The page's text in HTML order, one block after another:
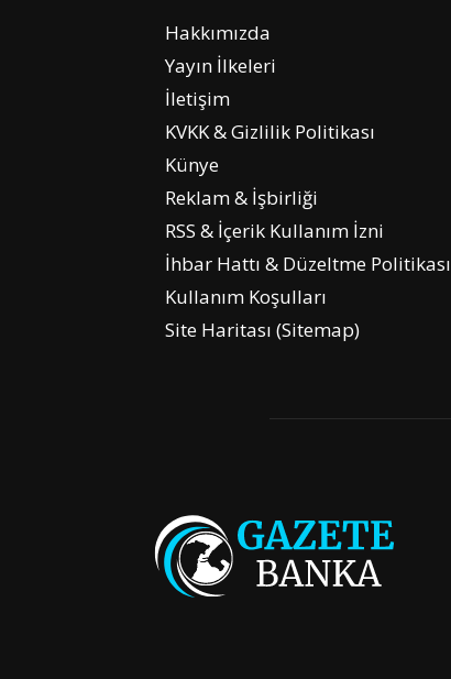
Hakkımızda
Yayın İlkeleri
İletişim
KVKK & Gizlilik Politikası
Künye
Reklam & İşbirliği
RSS & İçerik Kullanım İzni
İhbar Hattı & Düzeltme Politikası
Kullanım Koşulları
Site Haritası (Sitemap)